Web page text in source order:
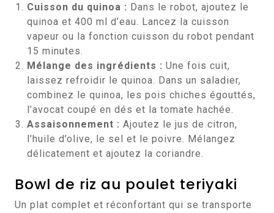
Cuisson du quinoa : Dans le robot, ajoutez le
quinoa et 400 ml d’eau. Lancez la cuisson
vapeur ou la fonction cuisson du robot pendant
15 minutes.
Mélange des ingrédients : Une fois cuit,
laissez refroidir le quinoa. Dans un saladier,
combinez le quinoa, les pois chiches égouttés,
l’avocat coupé en dés et la tomate hachée.
Assaisonnement : Ajoutez le jus de citron,
l’huile d’olive, le sel et le poivre. Mélangez
délicatement et ajoutez la coriandre.
Bowl de riz au poulet teriyaki
Un plat complet et réconfortant qui se transporte